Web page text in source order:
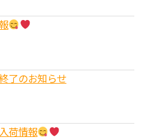
了のお知らせ
荷情報